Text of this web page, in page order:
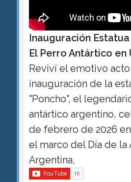
Inauguración
El Perro Antártico en
Reviví el emotivo
inauguración de la
"Poncho", el
antártico argentino,
de febrero de 2026 en
el marco del Día de la
Argentina,